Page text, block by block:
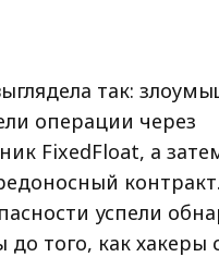
так:
операции через
FixedFloat, а
успели
до того, как хакеры